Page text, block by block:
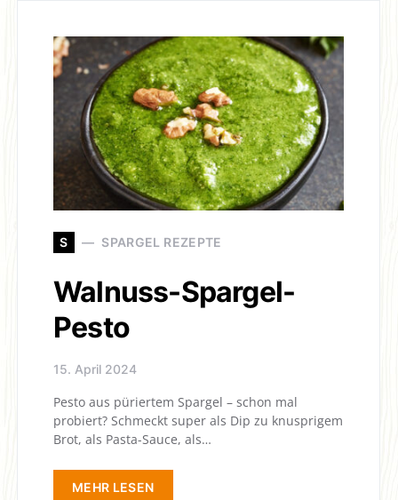
S SPARGEL REZEPTE
Walnuss-Spargel-
Pesto
15. April 2024
Pesto aus püriertem Spargel – schon mal
probiert? Schmeckt super als Dip zu knusprigem
Brot, als Pasta-Sauce, als…
MEHR LESEN